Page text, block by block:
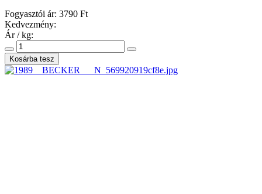
Fogyasztói ár: 3790 Ft
Kedvezmény:
Ár / kg: